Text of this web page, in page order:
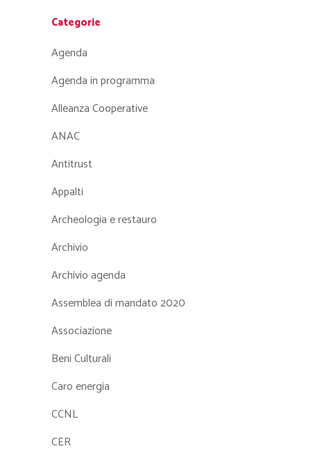
Categorie
Agenda
Agenda in programma
Alleanza Cooperative
ANAC
Antitrust
Appalti
Archeologia e restauro
Archivio
Archivio agenda
Assemblea di mandato 2020
Associazione
Beni Culturali
Caro energia
CCNL
CER